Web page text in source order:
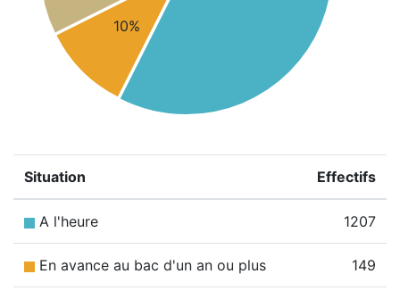
10%
Situation Effectifs
A l'heure 1207
En avance au bac d'un an ou plus 149